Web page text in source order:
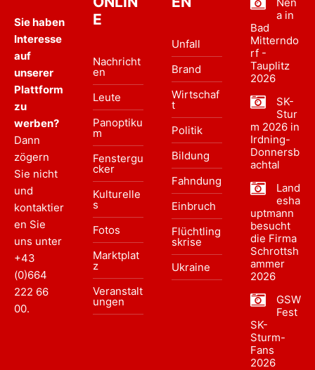
Sie haben
Interesse
auf
unserer
Plattform
zu
werben?
Dann
zögern
Sie nicht
und
kontaktier
en Sie
uns unter
+43
(0)664
222 66
00.
E
Nachricht
en
Leute
Panoptiku
m
Fenstergu
cker
Kulturelle
s
Fotos
Marktplat
z
Veranstalt
ungen
Unfall
Brand
Wirtschaf
t
Politik
Bildung
Fahndung
Einbruch
Flüchtling
skrise
Ukraine
a in
Bad
Mitterndo
rf -
Tauplitz
2026
SK-
Stur
m 2026 in
Irdning-
Donnersb
achtal
Land
esha
uptmann
besucht
die Firma
Schrottsh
ammer
2026
GSW
Fest
SK-
Sturm-
Fans
2026